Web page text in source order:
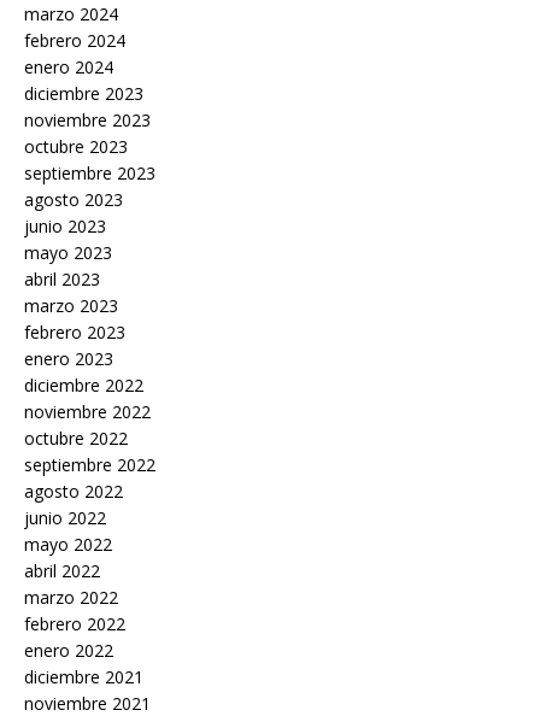
marzo 2024
febrero 2024
enero 2024
diciembre 2023
noviembre 2023
octubre 2023
septiembre 2023
agosto 2023
junio 2023
mayo 2023
abril 2023
marzo 2023
febrero 2023
enero 2023
diciembre 2022
noviembre 2022
octubre 2022
septiembre 2022
agosto 2022
junio 2022
mayo 2022
abril 2022
marzo 2022
febrero 2022
enero 2022
diciembre 2021
noviembre 2021